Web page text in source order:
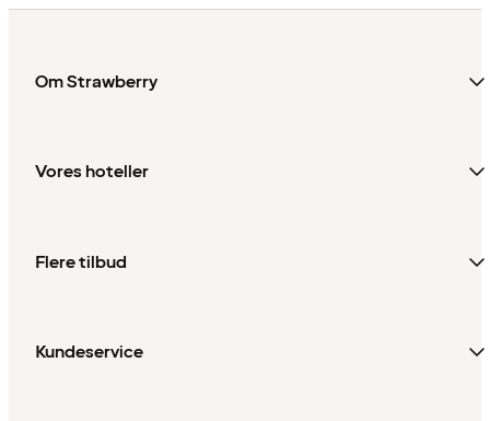
Om Strawberry
Vores hoteller
Flere tilbud
Kundeservice